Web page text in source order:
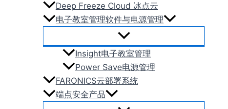
Deep Freeze Cloud 冰点云
电子教室管理软件与电源管理
Insight电子教室管理
Power Save电源管理
FARONICS云部署系统
端点安全产品